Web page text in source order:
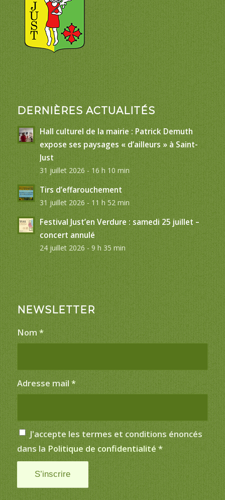
DERNIÈRES ACTUALITÉS
Hall culturel de la mairie : Patrick Demuth
expose ses paysages « d’ailleurs » à Saint-
Just
31 juillet 2026 - 16 h 10 min
Tirs d’effarouchement
31 juillet 2026 - 11 h 52 min
Festival Just’en Verdure : samedi 25 juillet –
concert annulé
24 juillet 2026 - 9 h 35 min
NEWSLETTER
Nom *
Adresse mail *
J'accepte les termes et conditions énoncés
dans la Politique de confidentialité *